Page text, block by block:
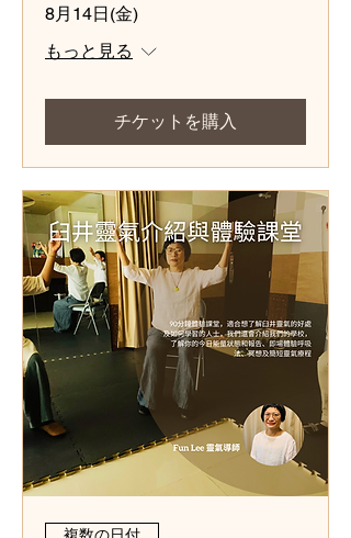
8月14日(金)
もっと見る
チケットを購入